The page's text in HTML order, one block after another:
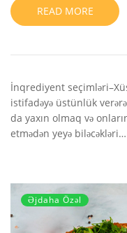
READ MORE
İnqrediyent
istifadəyə üstünlük
da yaxın olmaq və
etmədən yeyə biləcəkləri…
Əjdaha Özəl